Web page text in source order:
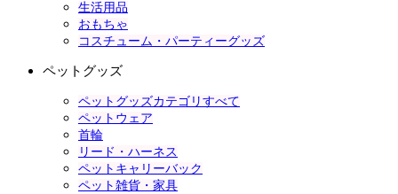
生活用品
おもちゃ
コスチューム・パーティーグッズ
ペットグッズ
ペットグッズカテゴリすべて
ペットウェア
首輪
リード・ハーネス
ペットキャリーバック
ペット雑貨・家具